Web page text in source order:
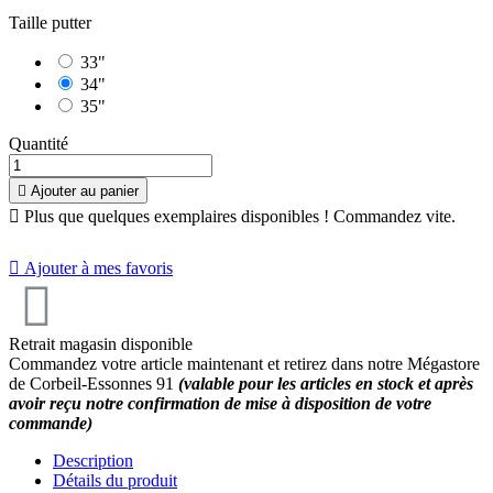
Taille putter
33"
34"
35"
Quantité
 Ajouter au panier
 Plus que quelques exemplaires disponibles ! Commandez vite.
 Ajouter à mes favoris
Retrait magasin disponible
Commandez votre article maintenant et retirez dans notre Mégastore
de Corbeil-Essonnes 91 (valable pour les articles en stock et après
avoir reçu notre confirmation de mise à disposition de votre
commande)
Description
Détails du produit